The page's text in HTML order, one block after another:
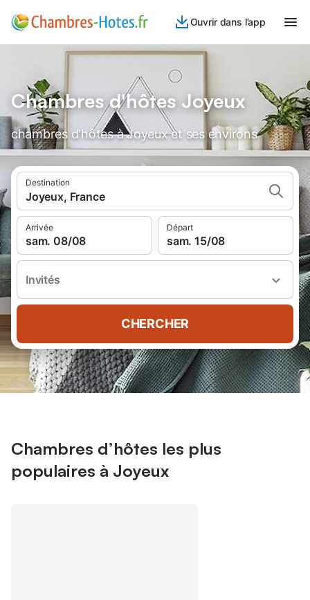
Ouvrir dans l’app
Chambres d'hôtes Joyeux
chambres d'hôtes à Joyeux et ses environs
Destination
Joyeux, France
Arrivée
sam. 08/08
Départ
sam. 15/08
Invités
CHERCHER
Chambres d’hôtes les plus
populaires à Joyeux